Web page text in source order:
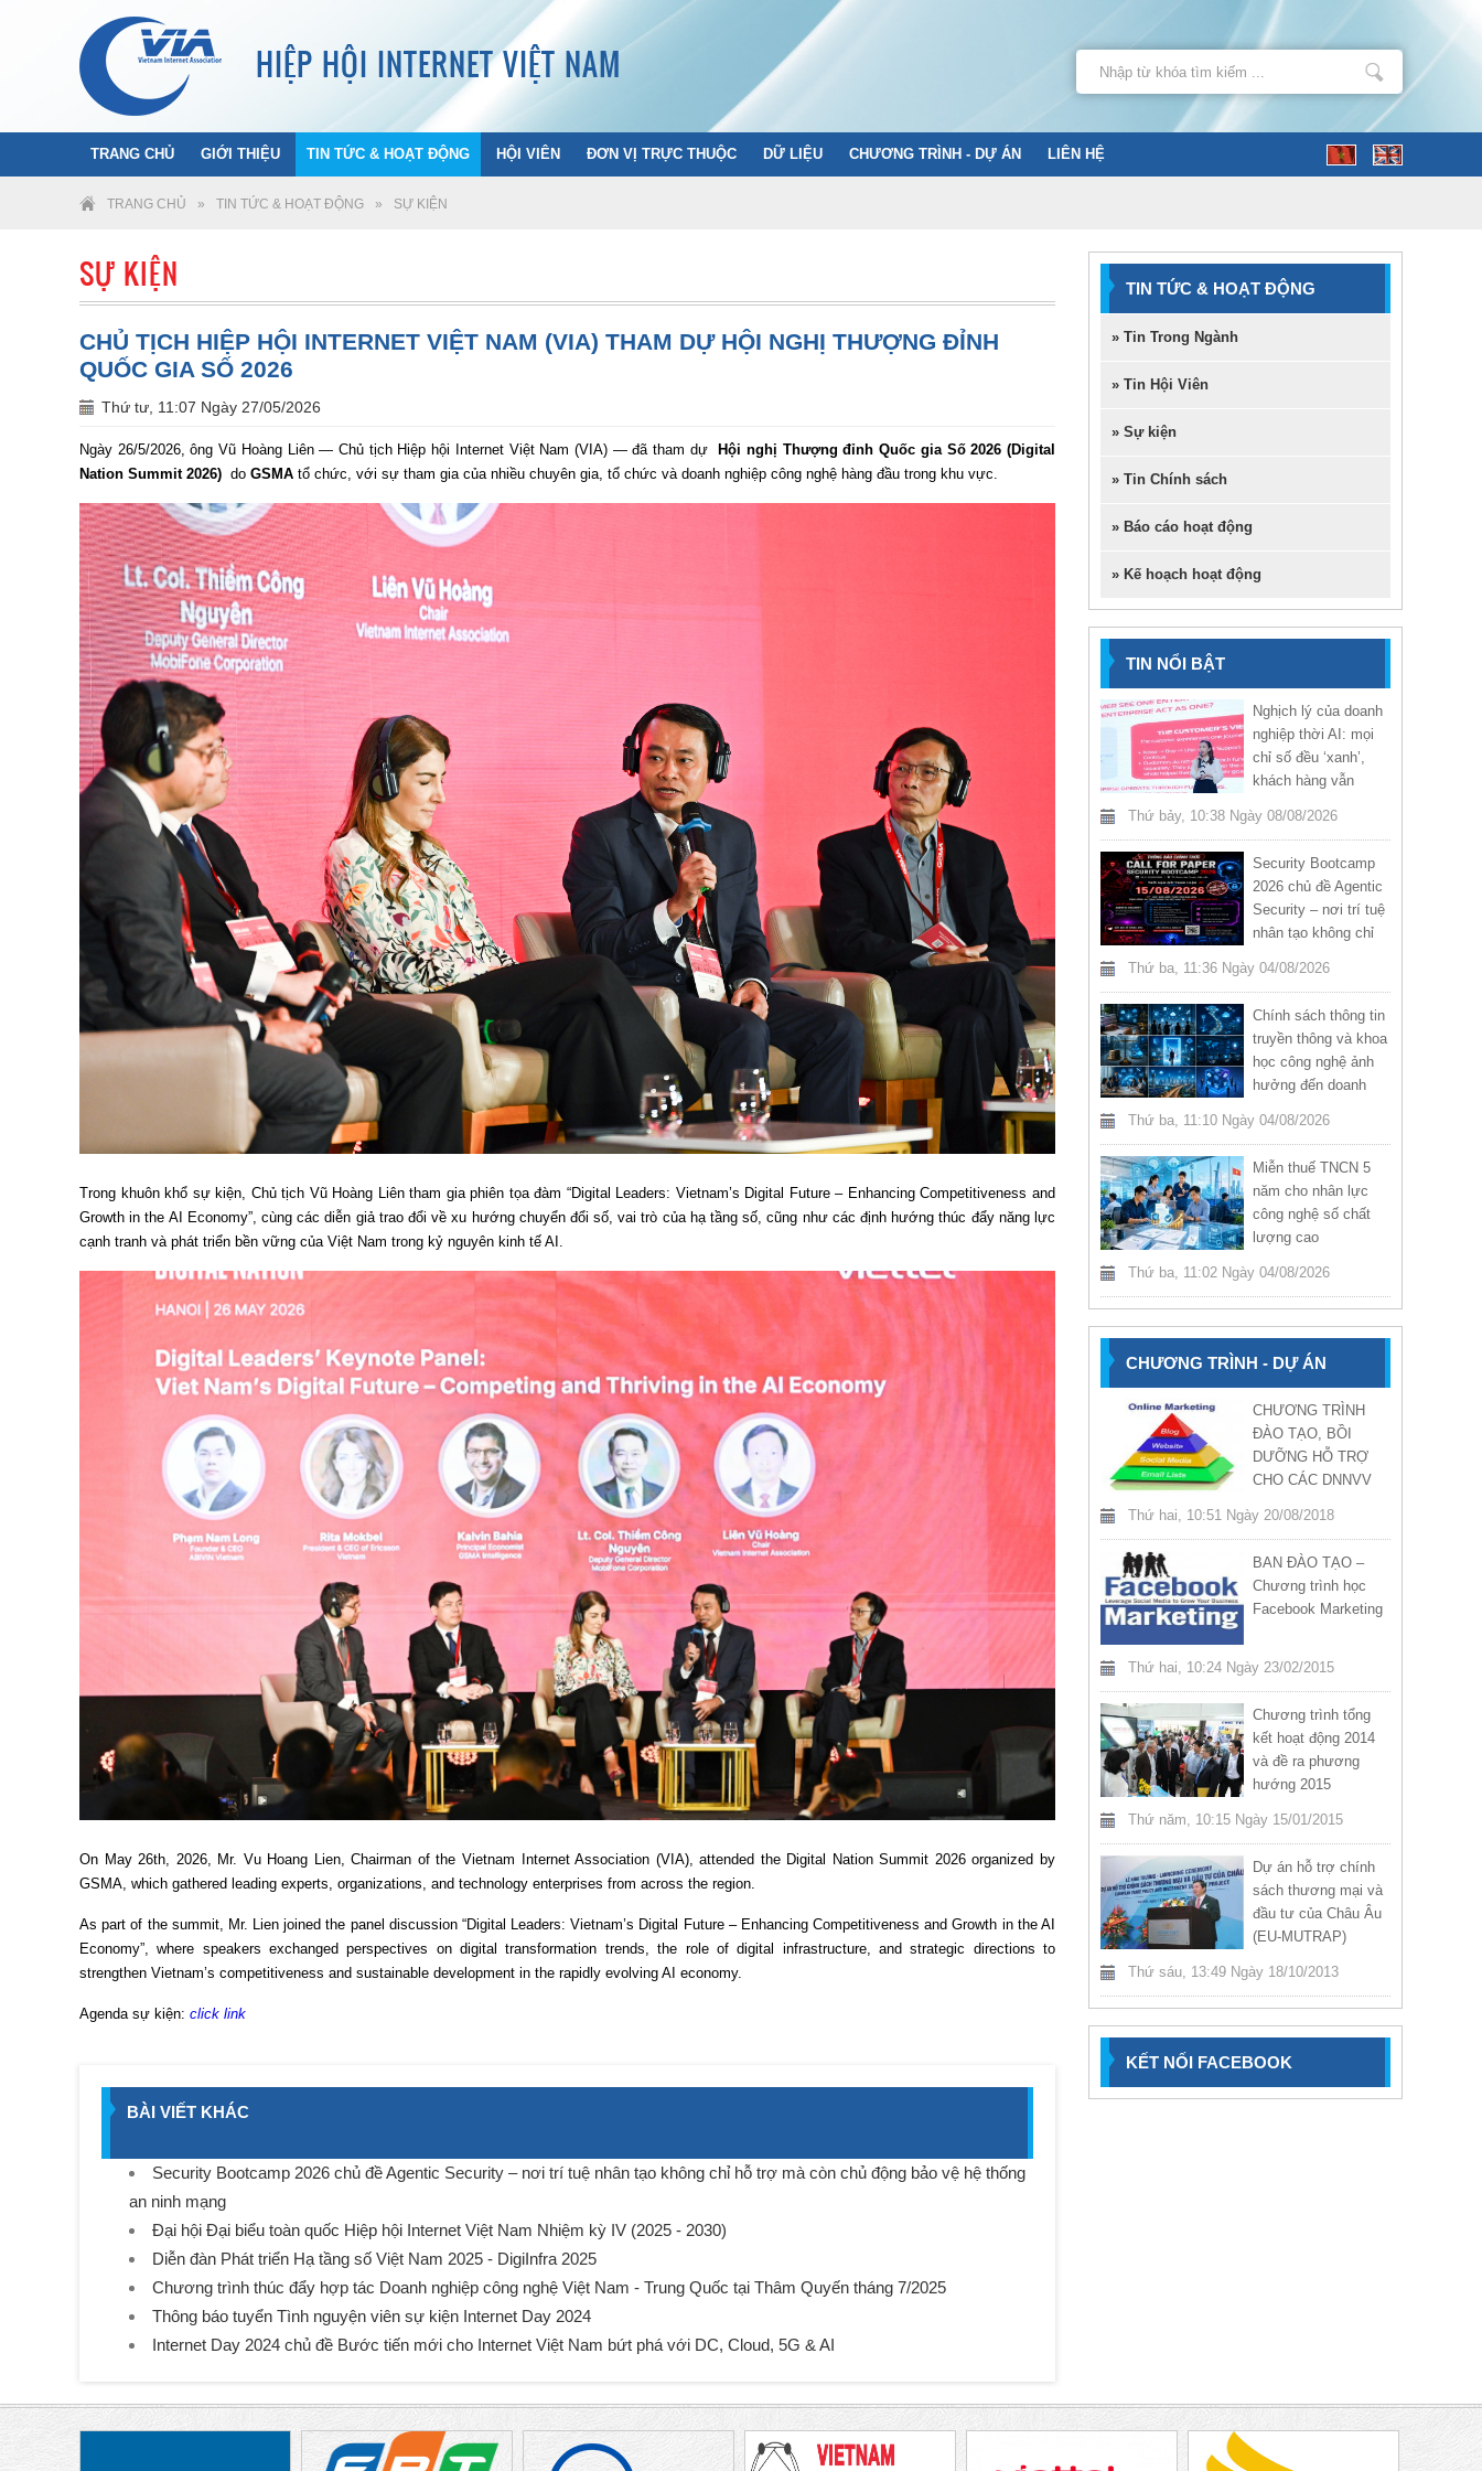
HIỆP HỘI INTERNET VIỆT NAM
TRANG CHỦ GIỚI THIỆU TIN TỨC & HOẠT ĐỘNG HỘI VIÊN ĐƠN VỊ TRỰC THUỘC DỮ LIỆU CHƯƠNG TRÌNH - DỰ ÁN LIÊN HỆ
TRANG CHỦ » TIN TỨC & HOẠT ĐỘNG » SỰ KIỆN
SỰ KIỆN
CHỦ TỊCH HIỆP HỘI INTERNET VIỆT NAM (VIA) THAM DỰ HỘI NGHỊ THƯỢNG ĐỈNH
QUỐC GIA SỐ 2026
Thứ tư, 11:07 Ngày 27/05/2026
Ngày 26/5/2026, ông Vũ Hoàng Liên — Chủ tịch Hiệp hội Internet Việt Nam (VIA) — đã tham dự
Hội nghị Thượng đỉnh Quốc gia Số 2026 (Digital
Nation Summit 2026) do GSMA tổ chức, với sự tham gia của nhiều chuyên gia, tổ chức và doanh nghiệp công nghệ hàng đầu trong khu vực.
Trong khuôn khổ sự kiện, Chủ tịch Vũ Hoàng Liên tham gia phiên tọa đàm “Digital Leaders: Vietnam’s Digital Future – Enhancing Competitiveness and
Growth in the AI Economy”, cùng các diễn giả trao đổi về xu hướng chuyển đổi số, vai trò của hạ tầng số, cũng như các định hướng thúc đẩy năng lực
cạnh tranh và phát triển bền vững của Việt Nam trong kỷ nguyên kinh tế AI.
On May 26th, 2026, Mr. Vu Hoang Lien, Chairman of the Vietnam Internet Association (VIA), attended the Digital Nation Summit 2026 organized by
GSMA, which gathered leading experts, organizations, and technology enterprises from across the region.
As part of the summit, Mr. Lien joined the panel discussion “Digital Leaders: Vietnam’s Digital Future – Enhancing Competitiveness and Growth in the AI
Economy”, where speakers exchanged perspectives on digital transformation trends, the role of digital infrastructure, and strategic directions to
strengthen Vietnam’s competitiveness and sustainable development in the rapidly evolving AI economy.
Agenda sự kiện: click link
BÀI VIẾT KHÁC
Security Bootcamp 2026 chủ đề Agentic Security – nơi trí tuệ nhân tạo không chỉ hỗ trợ mà còn chủ động bảo vệ hệ thống
an ninh mạng
Đại hội Đại biểu toàn quốc Hiệp hội Internet Việt Nam Nhiệm kỳ IV (2025 - 2030)
Diễn đàn Phát triển Hạ tầng số Việt Nam 2025 - DigiInfra 2025
Chương trình thúc đẩy hợp tác Doanh nghiệp công nghệ Việt Nam - Trung Quốc tại Thâm Quyến tháng 7/2025
Thông báo tuyển Tình nguyện viên sự kiện Internet Day 2024
Internet Day 2024 chủ đề Bước tiến mới cho Internet Việt Nam bứt phá với DC, Cloud, 5G & AI
TIN TỨC & HOẠT ĐỘNG
» Tin Trong Ngành
» Tin Hội Viên
» Sự kiện
» Tin Chính sách
» Báo cáo hoạt động
» Kế hoạch hoạt động
TIN NỔI BẬT
Nghịch lý của doanh
nghiệp thời AI: mọi
chỉ số đều ‘xanh’,
khách hàng vẫn
Thứ bảy, 10:38 Ngày 08/08/2026
Security Bootcamp
2026 chủ đề Agentic
Security – nơi trí tuệ
nhân tạo không chỉ
Thứ ba, 11:36 Ngày 04/08/2026
Chính sách thông tin
truyền thông và khoa
học công nghệ ảnh
hưởng đến doanh
Thứ ba, 11:10 Ngày 04/08/2026
Miễn thuế TNCN 5
năm cho nhân lực
công nghệ số chất
lượng cao
Thứ ba, 11:02 Ngày 04/08/2026
CHƯƠNG TRÌNH - DỰ ÁN
CHƯƠNG TRÌNH
ĐÀO TẠO, BỒI
DƯỠNG HỖ TRỢ
CHO CÁC DNNVV
Thứ hai, 10:51 Ngày 20/08/2018
BAN ĐÀO TẠO –
Chương trình học
Facebook Marketing
Thứ hai, 10:24 Ngày 23/02/2015
Chương trình tổng
kết hoạt động 2014
và đề ra phương
hướng 2015
Thứ năm, 10:15 Ngày 15/01/2015
Dự án hỗ trợ chính
sách thương mại và
đầu tư của Châu Âu
(EU-MUTRAP)
Thứ sáu, 13:49 Ngày 18/10/2013
KẾT NỐI FACEBOOK